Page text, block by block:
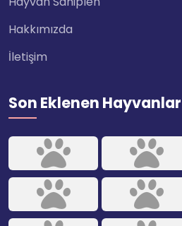
Hakkımızda
İletişim
Son Eklenen Hayvanlar